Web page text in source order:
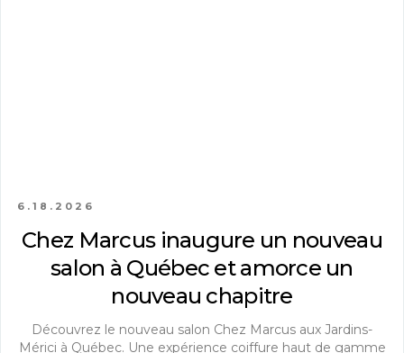
6.18.2026
Chez Marcus inaugure un nouveau
salon à Québec et amorce un
nouveau chapitre
Découvrez le nouveau salon Chez Marcus aux Jardins-
Mérici à Québec. Une expérience coiffure haut de gamme